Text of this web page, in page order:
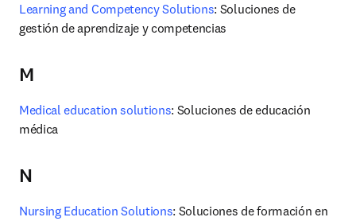
Learning and Competency Solutions: Soluciones de
gestión de aprendizaje y competencias
M
Medical education solutions: Soluciones de educación
médica
N
Nursing Education Solutions: Soluciones de formación en